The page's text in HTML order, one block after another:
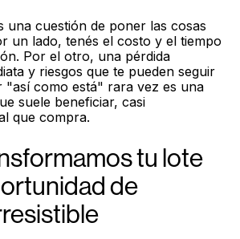
una cuestión de poner las cosas
un lado, tenés el costo y el tiempo
Por el otro, una pérdida
y riesgos que te pueden seguir
"así como está" rara vez es una
suele beneficiar, casi
que compra.
tu lote
de